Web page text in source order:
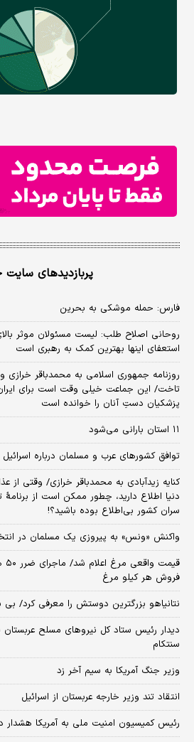
پربازدیدهای
فارس: حمله موشکی به بحرین
استعفای اینها بهترین کمک به رهبری است
روزنامه جمهوری اسلامی به محمدباقر خرازی
تاخت/ این جماعت خیلی وقت است برای ایران
پزشکیان دستِ آنان را خوانده است
۱۱ استان بارانی می‌شود
توافق کشورهای عرب و مسلمان درباره اسرائیل
کنایه زیدآبادی به محمدباقر خرازی/ وقتی
دنیا اطلاع دارید، چطور ممکن است از برنامهٔ
سران کشور بی‌اطلاع بوده باشید؟!
واکنش «ونس» به پیروزی یک مسلمان در
فروش هر کیلو مرغ
نتانیاهو بزرگترین دوستش را معرفی کرد/ بی
دیدار رئیس ستاد کل نیروهای مسلح عربستان
سنتکام
وزیر جنگ آمریکا به سیم آخر زد
انتقاد تند وزیر خارجه عربستان از اسرائیل
رئیس کمیسیون امنیت ملی به آمریکا هشدار